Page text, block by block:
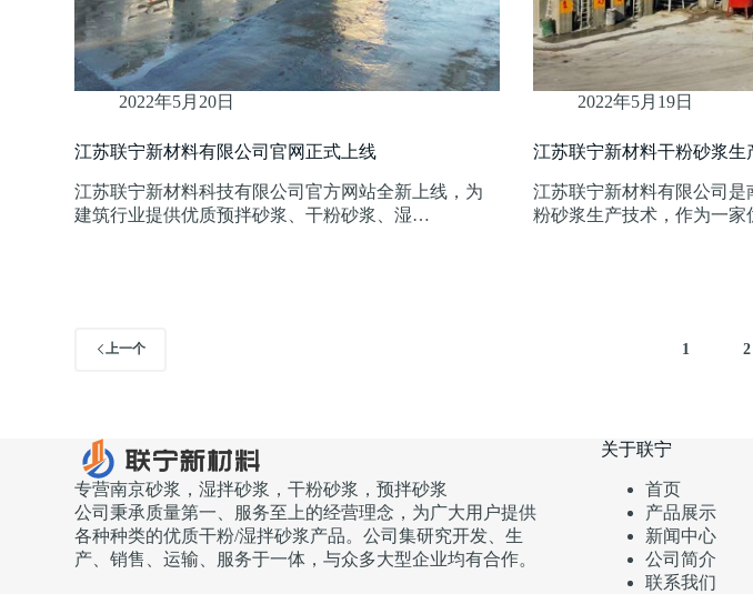
2022年5月20日
江苏联宁新材料有限公司官网正式上线
江苏联宁新材料科技有限公司官方网站全新上线，为
建筑行业提供优质预拌砂浆、干粉砂浆、湿…
2022年5月19日
江苏联宁新材料干粉砂浆生
江苏联宁新材料有限公司
粉砂浆生产技术，作为一
上一个 1 2
专营南京砂浆，湿拌砂浆，干粉砂浆，预拌砂浆
公司秉承质量第一、服务至上的经营理念，为广大用户提供
各种种类的优质干粉/湿拌砂浆产品。公司集研究开发、生
产、销售、运输、服务于一体，与众多大型企业均有合作。
关于联宁
首页
产品展示
新闻中心
公司简介
联系我们